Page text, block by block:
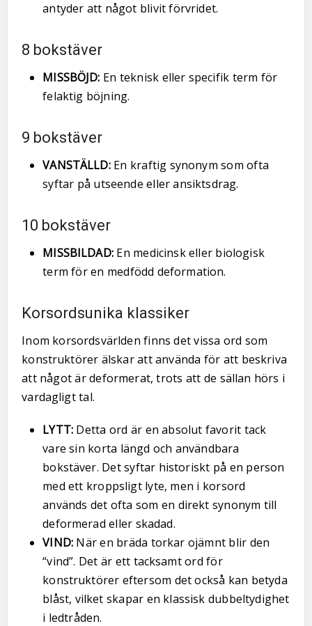
antyder att något blivit förvridet.
8 bokstäver
MISSBÖJD: En teknisk eller specifik term för
felaktig böjning.
9 bokstäver
VANSTÄLLD:En kraftig synonym som ofta
syftar på utseende eller ansiktsdrag.
10 bokstäver
MISSBILDAD:En medicinsk eller biologisk
term för en medfödd deformation.
Korsordsunika klassiker
Inom korsordsvärlden finns det vissa ord som
konstruktörer älskar att använda för att beskriva
att något är deformerat, trots att de sällan hörs i
vardagligt tal.
LYTT: Detta ord är en absolut favorit tack
vare sin korta längd och användbara
bokstäver. Det syftar historiskt på en person
med ett kroppsligt lyte, men i korsord
används det ofta som en direkt synonym till
deformerad eller skadad.
VIND: När en bräda torkar ojämnt blir den
“vind”. Det är ett tacksamt ord för
konstruktörer eftersom det också kan betyda
blåst, vilket skapar en klassisk dubbeltydighet
i ledtråden.